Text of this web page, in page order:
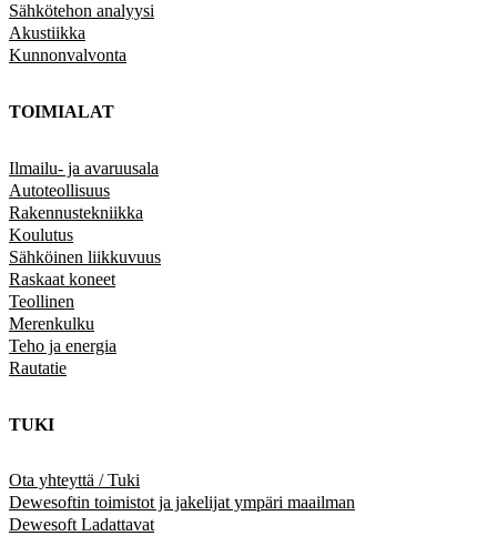
Sähkötehon analyysi
Akustiikka
Kunnonvalvonta
TOIMIALAT
Ilmailu- ja avaruusala
Autoteollisuus
Rakennustekniikka
Koulutus
Sähköinen liikkuvuus
Raskaat koneet
Teollinen
Merenkulku
Teho ja energia
Rautatie
TUKI
Ota yhteyttä / Tuki
Dewesoftin toimistot ja jakelijat ympäri maailman
Dewesoft Ladattavat